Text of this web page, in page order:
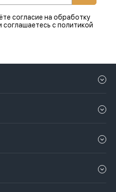
согласие на обработку
соглашаетесь с политикой
ОАЭ